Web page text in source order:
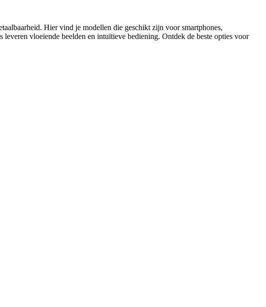
Hier vind je modellen die geschikt zijn voor smartphones,
vloeiende beelden en intuïtieve bediening. Ontdek de beste opties voor